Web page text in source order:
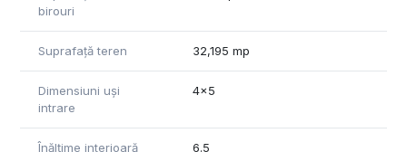
birouri
Suprafață teren 32,195 mp
Dimensiuni uși
intrare
4x5
Înălțime interioară 6.5